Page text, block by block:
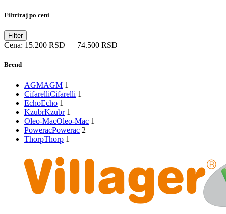
Filtriraj po ceni
Minimalna
cena
Maksimalna
cena
Filter
Cena: 15.200 RSD — 74.500 RSD
Brend
AGMAGM 1
CifarelliCifarelli 1
EchoEcho 1
KzubrKzubr 1
Oleo-MacOleo-Mac 1
PoweracPowerac 2
ThorpThorp 1